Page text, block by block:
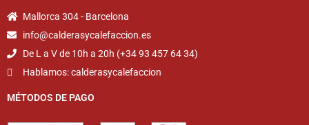
Mallorca 304 - Barcelona
info@calderasycalefaccion.es
De L a V de 10h a 20h (+34 93 457 64 34)
Hablamos: calderasycalefaccion
MÉTODOS DE PAGO